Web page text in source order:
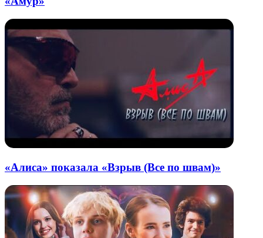
«Алиса» показала «Взрыв (Все по швам)»